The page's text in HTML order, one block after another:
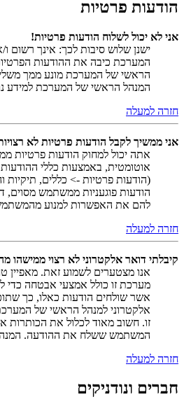
הודעות פרטיות
אני לא יכול לשלוח הודעות פרטיות!
ישנן שלוש סיבות לכך: אינך רשום
המערכת כיבה את ההודעות
הראשי של המערכת מונע ממך
המנהל הראשי של המערכת למידע
חזרה למעלה
אני ממשיך לקבל הודעות פרטיות לא
אתה יכול למחוק הודעות פרטיות
אוטומטית, באמצעות כללי
(הודעות פרטיות -> כללים,
הודעות פוגעניות ממשתמש מסוים,
להם את האפשרות למנוע
חזרה למעלה
קיבלתי דואר אלקטרוני לא רצוי ממישהו
אנו מצטערים לשמוע זאת. מאפיין
מערכת זו כולל אמצעי אבטחה כדי
אשר שולחים הודעות כאלו, כך
אלקטרוני למנהל הראשי של
זו. חשוב מאוד לכלול את הכותרות
המשתמש ששלח את ההודעה.
חזרה למעלה
חברים ונודניקים